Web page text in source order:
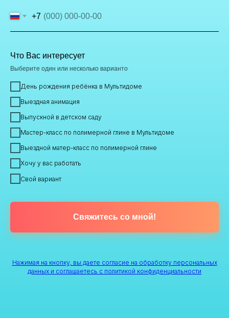
+7
Что Вас интересует
Выберите один или несколько варианто
День рождения ребёнка в Мультидоме
Выездная анимация
Выпускной в детском саду
Мастер-класс по полимерной глине в Мультидоме
Выездной матер-класс по полимерной глине
Хочу у вас работать
Свой вариант
Свяжитесь со мной!
Нажимая на кнопку, вы даете согласие на обработку персональных
данных и соглашаетесь c политикой конфиденциальности